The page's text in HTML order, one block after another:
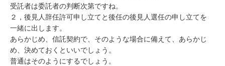
受託者は委託者の判断次第ですね。
２，後見人辞任許可申し立てと後任の後見人選任の申し立てを
一緒に出します。
あらかじめ、信託契約で、そのような場合に備えて、あらかじ
め、決めておくといいでしょう。
普通はそのようにするでしょう。